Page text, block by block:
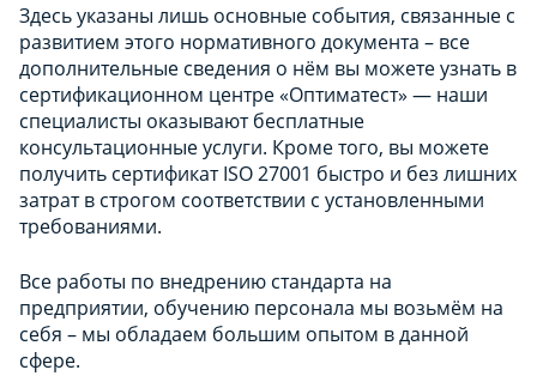
Здесь указаны лишь основные события, связанные с
развитием этого нормативного документа – все
дополнительные сведения о нём вы можете узнать в
сертификационном центре «Оптиматест» — наши
специалисты оказывают бесплатные
консультационные услуги. Кроме того, вы можете
получить сертификат ISO 27001 быстро и без лишних
затрат в строгом соответствии с установленными
требованиями.
Все работы по внедрению стандарта на
предприятии, обучению персонала мы возьмём на
себя – мы обладаем большим опытом в данной
сфере.